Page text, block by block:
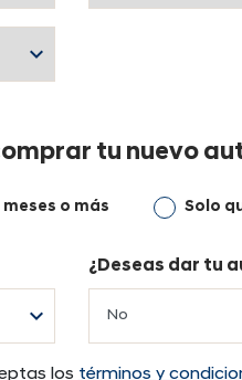
tu nuevo
o más Solo
¿Deseas dar tu
los términos y